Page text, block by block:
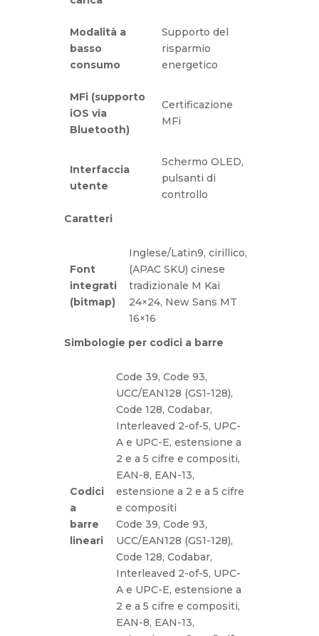
Modalità a
basso
consumo
Supporto del
risparmio
energetico
MFi (supporto
iOS via
Bluetooth)
Certificazione
MFi
Interfaccia
utente
Schermo OLED,
pulsanti di
controllo
Caratteri
Font
integrati
(bitmap)
Inglese/Latin9, cirillico,
(APAC SKU) cinese
tradizionale M Kai
24×24, New Sans MT
16×16
Simbologie per codici a barre
Codici
a
barre
lineari
Code 39, Code 93,
UCC/EAN128 (GS1-128),
Code 128, Codabar,
Interleaved 2-of-5, UPC-
A e UPC-E, estensione a
2 e a 5 cifre e compositi,
EAN-8, EAN-13,
estensione a 2 e a 5 cifre
e compositi
Code 39, Code 93,
UCC/EAN128 (GS1-128),
Code 128, Codabar,
Interleaved 2-of-5, UPC-
A e UPC-E, estensione a
2 e a 5 cifre e compositi,
EAN-8, EAN-13,